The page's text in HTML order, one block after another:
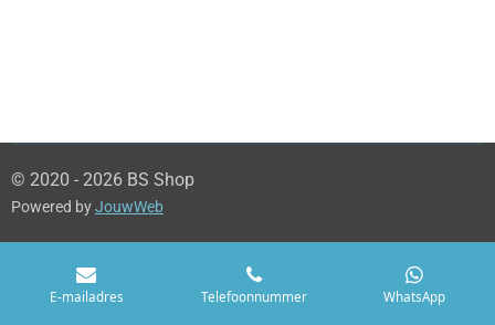
© 2020 - 2026 BS Shop
Powered byJouwWeb
E-mailadres Telefoonnummer WhatsApp